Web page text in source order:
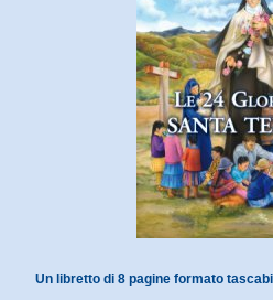
Un libretto di 8 pagine formato